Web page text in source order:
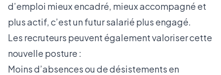
d’emploi mieux encadré, mieux accompagné et
plus actif, c’est un futur salarié plus engagé.
Les recruteurs peuvent également valoriser cette
nouvelle posture :
Moins d’absences ou de désistements en